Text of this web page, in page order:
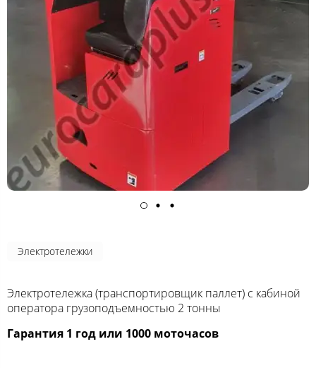
Электротележки
Электротележка (транспортировщик паллет) с кабиной
оператора грузоподъемностью 2 тонны
Гарантия 1 год или 1000 моточасов